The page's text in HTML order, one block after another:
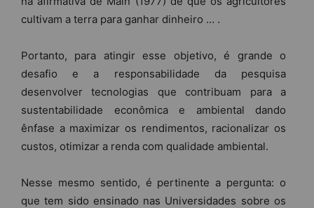
cultivam a terra para ganhar dinheiro … .
Portanto, para atingir esse objetivo, é grande o
desafio e a responsabilidade da pesquisa
desenvolver tecnologias que contribuam para a
sustentabilidade econômica e ambiental dando
ênfase a maximizar os rendimentos, racionalizar os
custos, otimizar a renda com qualidade ambiental.
Nesse mesmo sentido, é pertinente a pergunta: o
que tem sido ensinado nas Universidades sobre os